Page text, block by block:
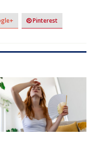
Pinterest